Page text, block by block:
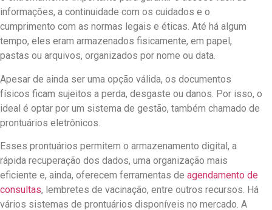
informações, a continuidade com os cuidados e o
cumprimento com as normas legais e éticas. Até há algum
tempo, eles eram armazenados fisicamente, em papel,
pastas ou arquivos, organizados por nome ou data.
Apesar de ainda ser uma opção válida, os documentos
físicos ficam sujeitos a perda, desgaste ou danos. Por isso, o
ideal é optar por um sistema de gestão, também chamado de
prontuários eletrônicos.
Esses prontuários permitem o armazenamento digital, a
rápida recuperação dos dados, uma organização mais
eficiente e, ainda, oferecem ferramentas de agendamento de
consultas, lembretes de vacinação, entre outros recursos. Há
vários sistemas de prontuários disponíveis no mercado. A